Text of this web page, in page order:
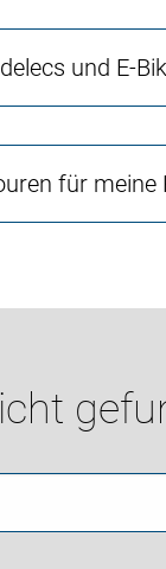
und E-
für meine